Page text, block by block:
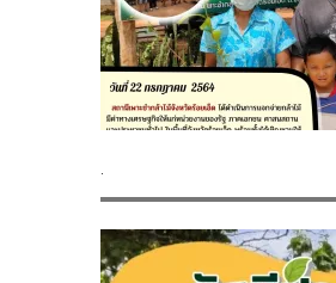
.